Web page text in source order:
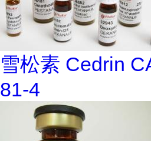
雪松素 Cedrin
81-4